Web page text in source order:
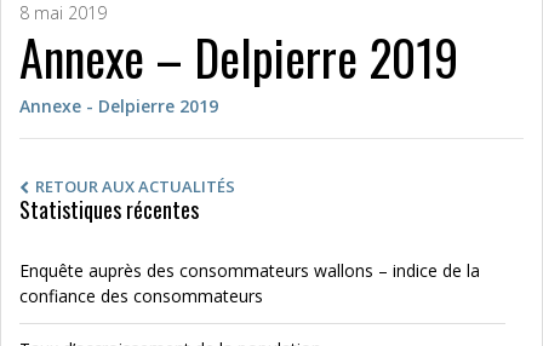
8 mai 2019
Annexe – Delpierre 2019
Annexe - Delpierre 2019
RETOUR AUX ACTUALITÉS
Statistiques récentes
Enquête auprès des consommateurs wallons – indice de la
confiance des consommateurs